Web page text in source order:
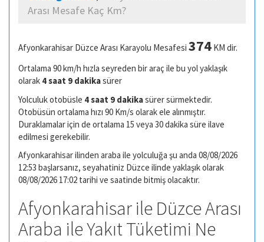
Arası Mesafe Kaç Km?
Afyonkarahisar Düzce Arası Karayolu Mesafesi 374 KM dir.
Ortalama 90 km/h hızla seyreden bir araç ile bu yol yaklaşık
olarak 4 saat 9 dakikasürer
Yolculuk otobüsle 4 saat 9 dakikasürer sürmektedir.
Otobüsün ortalama hızı 90 Km/s olarak ele alınmıştır.
Duraklamalar için de ortalama 15 veya 30 dakika süre ilave
edilmesi gerekebilir.
Afyonkarahisar ilinden araba ile yolculuğa şu anda 08/08/2026
12:53 başlarsanız, seyahatiniz Düzce ilinde yaklaşık olarak
08/08/2026 17:02 tarihi ve saatinde bitmiş olacaktır.
Afyonkarahisar ile Düzce Arası
Araba ile Yakıt Tüketimi Ne